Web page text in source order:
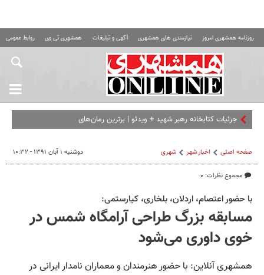
روزنامه همشهری امروز نیازمندی های همشهری آگهی و تبلیغات همشهری تی وی روابط عمومی
جزئیات کتابخانه رهبر شهید + ویدئو | برترین رمان‌های فرانسوی و آمر
صفحه اصلی اخبار شهر شهری
مجموع نظرات: ۰
دوشنبه ۱ آبان ۱۳۹۱ - ۱۰:۳۲
با حضور اعتصام، اردلان، بلخاری، کیارستمی:
مسابقه‌ بزرگ طراحی آرامگاه شمس در
خوی داوری می‌شود
همشهری آنلاین: با حضور هنرمندان و معماران نامدار ایرانی در